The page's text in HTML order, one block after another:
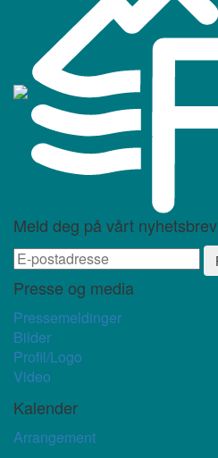
Meld deg på vårt nyhetsbrev
Presse og media
Pressemeldinger
Bilder
Profil/Logo
Video
Kalender
Arrangement